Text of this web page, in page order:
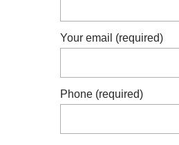
Your email (required)
Phone (required)